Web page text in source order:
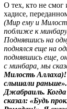
О тех, кто не смог
хадисе,
(Мир ему и
поближе к
Поднявшись на
поднялся еще на
поднявшись еще,
с минбара, мы
Милость
слышали раньше».
Джабраиль. Когда
сказал: «Будь